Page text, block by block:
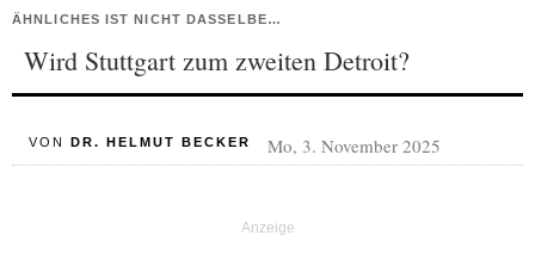
ÄHNLICHES IST NICHT DASSELBE…
Wird Stuttgart zum zweiten Detroit?
VON DR. HELMUT BECKER Mo, 3. November 2025